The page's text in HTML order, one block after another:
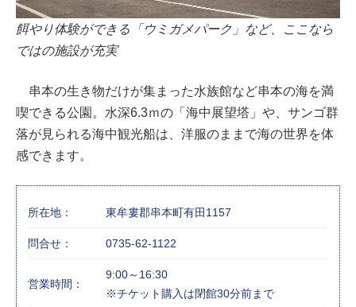
餌やり体験ができる「ウミガメパーク」など、ここなら
ではの施設が充実
串本の生き物だけが集まった水族館など串本の海を満
喫できる公園。水深6.3ｍの「海中展望塔」や、サンゴ群
落が見られる海中観光船は、洋服のままで海の世界を体
感できます。
所在地： 東牟婁郡串本町有田1157
問合せ： 0735-62-1122
営業時間：
9:00～16:30
※チケット購入は閉館30分前まで